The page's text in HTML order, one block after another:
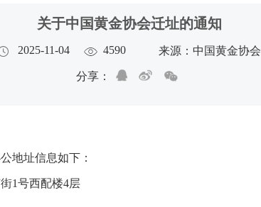
关于中国黄金协会迁址的通知
2025-11-04 4590 来源：中国黄金协会
分享：
地址信息如下：
1号西配楼4层